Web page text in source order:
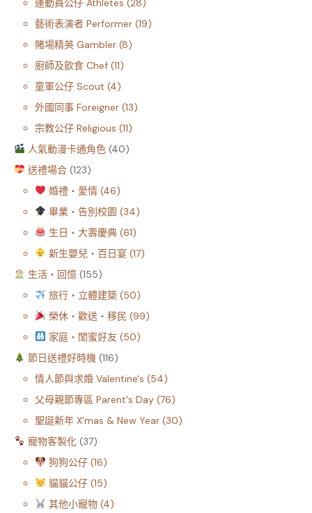
運動員公仔 Athletes 28
藝術表演者 Performer 19
賭場精英 Gambler 8
廚師及飲食 Chef 11
童軍公仔 Scout 4
外國同事 Foreigner 13
宗教公仔 Religious 11
人氣動漫卡通角色 40
送禮場合 123
婚禮・愛情 46
畢業・告別校園 34
生日・大壽慶典 61
新生嬰兒・百日宴 17
生活・回憶 155
旅行・立體建築 50
榮休・歡送・移民 99
家庭・閨蜜好友 50
節日送禮好時機 116
情人節與求婚 Valentine's
54
父母親節專區 Parent's Day 76
聖誕新年 X'mas & New Year 30
寵物客製化 37
狗狗公仔 16
貓貓公仔 15
其他小寵物 4